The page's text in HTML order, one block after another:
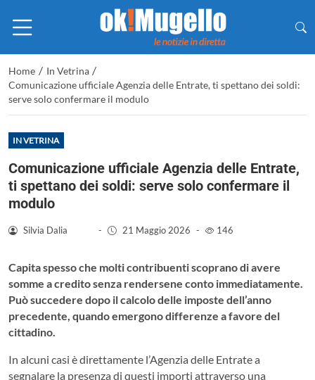
Home / In Vetrina /
Comunicazione ufficiale Agenzia delle Entrate, ti spettano dei soldi:
serve solo confermare il modulo
IN VETRINA
Comunicazione ufficiale Agenzia delle Entrate,
ti spettano dei soldi: serve solo confermare il
modulo
Silvia Dalia - 21 Maggio 2026 - 146
Capita spesso che molti contribuenti scoprano di avere
somme a credito senza rendersene conto immediatamente.
Può succedere dopo il calcolo delle imposte dell’anno
precedente, quando emergono differenze a favore del
cittadino.
In alcuni casi è direttamente l’Agenzia delle Entrate a
segnalare la presenza di questi importi attraverso una